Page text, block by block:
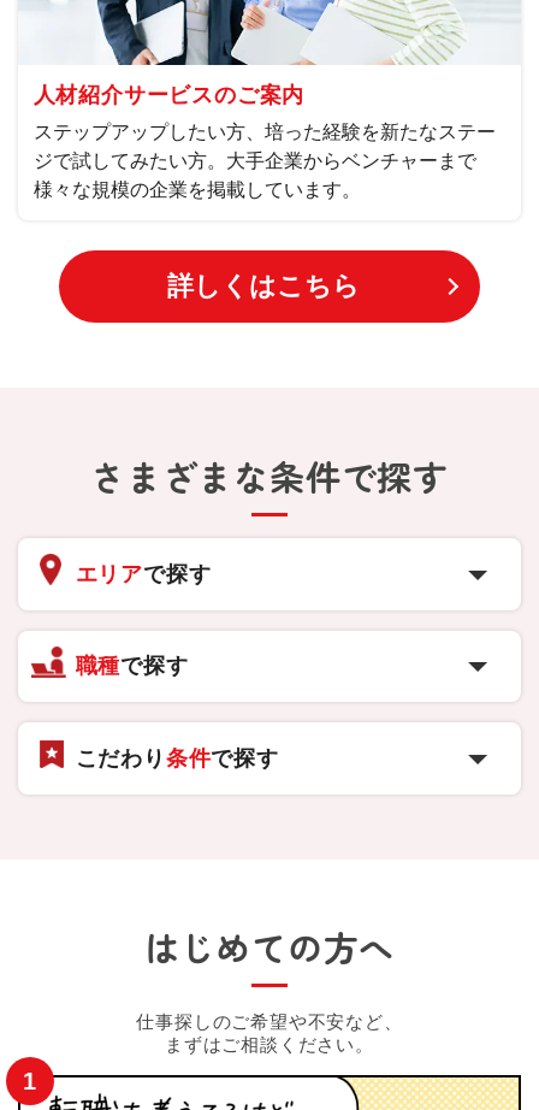
人材紹介サービスのご案内
ステップアップしたい方、培った経験を新たなステー
ジで試してみたい方。大手企業からベンチャーまで
様々な規模の企業を掲載しています。
詳しくはこちら
さまざまな条件で探す
エリアで探す
職種で探す
こだわり 条件で探す
はじめての方へ
仕事探しのご希望や不安など、
まずはご相談ください。
1